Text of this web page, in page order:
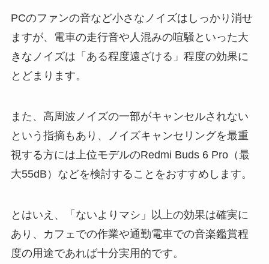
PCのファンの音など小さなノイズはしっかり消せ
ますが、電車の走行音や人混みの喧騒といった大
きなノイズは「ある程度遠ざける」程度の効果に
とどまります。
また、高周波ノイズの一部がキャンセルされない
という指摘もあり、ノイズキャンセリングを最重
視する方には上位モデルのRedmi Buds 6 Pro（最
大55dB）などを検討することをおすすめします。
とはいえ、「ないよりマシ」以上の効果は確実に
あり、カフェでの作業や通勤電車での音楽鑑賞程
度の用途であれば十分実用的です。